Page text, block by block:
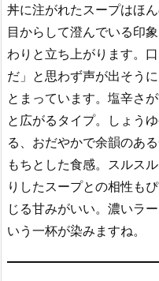
丼に注がれたスープはほ
目からして澄んでいる印
わりと立ち上がります。
だ」と思わず声が出そう
とまっています。塩辛さ
と広がるタイプ。しょう
る、おだやかで余韻のあ
もちとした食感。スルス
りしたスープとの相性も
じる甘みがいい。濃いラ
いう一杯が染みますね。